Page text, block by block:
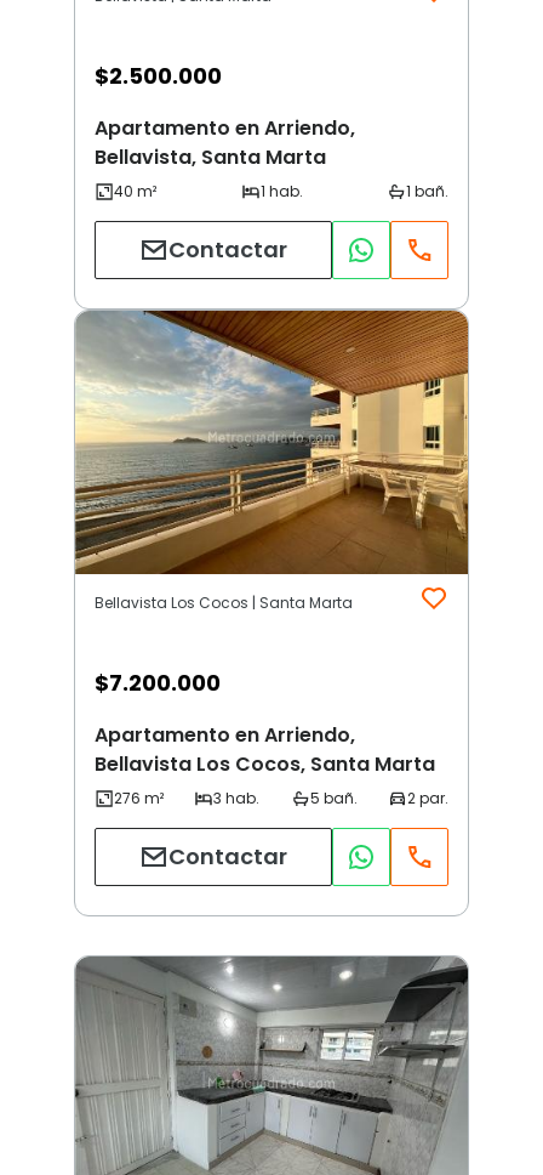
$2.500.000
Apartamento en Arriendo,
Bellavista, Santa Marta
Contactar
Bellavista Los Cocos | Santa Marta
$7.200.000
Apartamento en Arriendo,
Bellavista Los Cocos, Santa Marta
Contactar